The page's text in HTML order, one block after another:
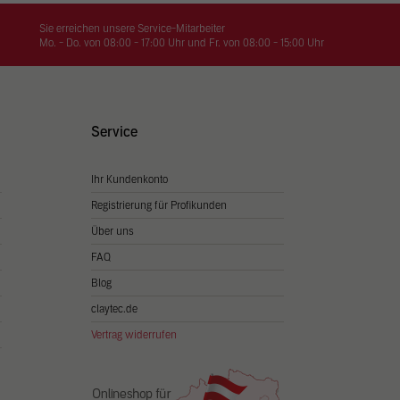
Sie erreichen unsere Service-Mitarbeiter
Mo. - Do. von 08:00 - 17:00 Uhr und Fr. von 08:00 - 15:00 Uhr
Service
Ihr Kundenkonto
Registrierung für Profikunden
Über uns
FAQ
Blog
claytec.de
Vertrag widerrufen
Sie